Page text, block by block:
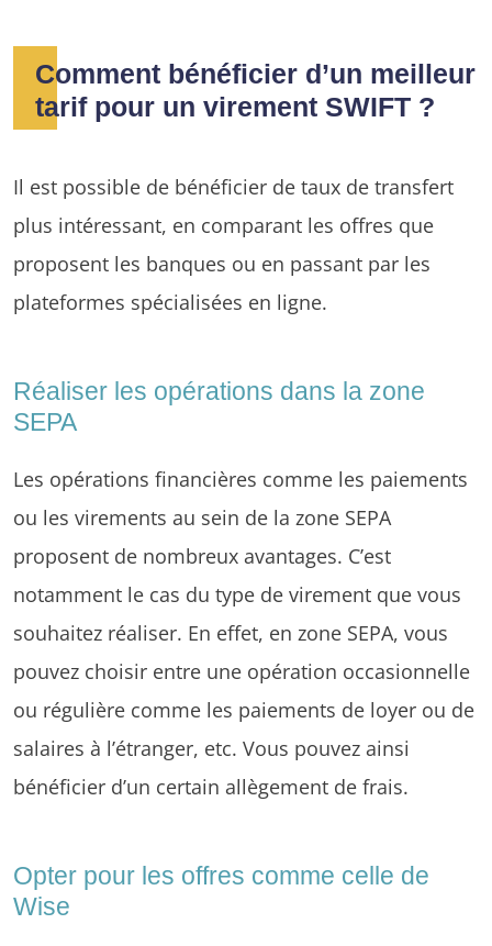
Comment bénéficier d’un meilleur
tarif pour un virement SWIFT ?
Il est possible de bénéficier de taux de transfert
plus intéressant, en comparant les offres que
proposent les banques ou en passant par les
plateformes spécialisées en ligne.
Réaliser les opérations dans la zone
SEPA
Les opérations financières comme les paiements
ou les virements au sein de la zone SEPA
proposent de nombreux avantages. C’est
notamment le cas du type de virement que vous
souhaitez réaliser. En effet, en zone SEPA, vous
pouvez choisir entre une opération occasionnelle
ou régulière comme les paiements de loyer ou de
salaires à l’étranger, etc. Vous pouvez ainsi
bénéficier d’un certain allègement de frais.
Opter pour les offres comme celle de
Wise